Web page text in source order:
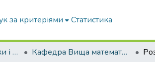
за критеріями Статистика
Факультет Енергетики і комп'ютерних технологій Кафедра Вища математика та фізика